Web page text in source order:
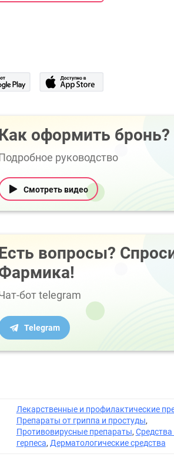
оформить бронь?
руководство
Смотреть видео
вопросы?
бот telegram
Telegram
Лекарственные и профилактические
Препараты от гриппа и простуды,
Противовирусные препараты, Средства
герпеса, Дерматологические средства